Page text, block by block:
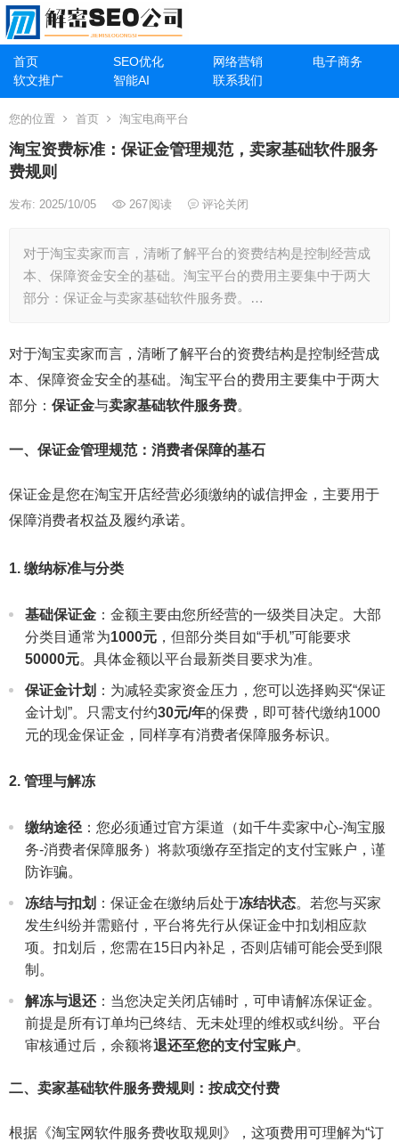
首页 SEO优化 网络营销
电子商务
软文推广
智能AI 联系我们
您的位置 首页 淘宝电商平台
淘宝资费标准：保证金管理规范，卖家基础软件服务
费规则
发布: 2025/10/05 267阅读 评论关闭
对于淘宝卖家而言，清晰了解平台的资费结构是控制经营成
本、保障资金安全的基础。淘宝平台的费用主要集中于两大
部分：保证金与卖家基础软件服务费。…
对于淘宝卖家而言，清晰了解平台的资费结构是控制经营成
本、保障资金安全的基础。淘宝平台的费用主要集中于两大
部分： 保证金与卖家基础软件服务费。
一、保证金管理规范：消费者保障的基石
保证金是您在淘宝开店经营必须缴纳的诚信押金，主要用于
保障消费者权益及履约承诺。
1. 缴纳标准与分类
基础保证金 ：金额主要由您所经营的一级类目决定。大部
分类目通常为1000元 ，但部分类目如“手机”可能要求
50000元。具体金额以平台最新类目要求为准。
保证金计划 ：为减轻卖家资金压力，您可以选择购买“保证
金计划”。只需支付约30元/年的保费，即可替代缴纳1000
元的现金保证金，同样享有消费者保障服务标识。
2. 管理与解冻
缴纳途径 ：您必须通过官方渠道（如千牛卖家中心-淘宝服
务-消费者保障服务）将款项缴存至指定的支付宝账户，谨
防诈骗。
冻结与扣划 ：保证金在缴纳后处于冻结状态。若您与买家
发生纠纷并需赔付，平台将先行从保证金中扣划相应款
项。扣划后，您需在15日内补足，否则店铺可能会受到限
制。
解冻与退还：当您决定关闭店铺时，可申请解冻保证金。
前提是所有订单均已终结、无未处理的维权或纠纷。平台
审核通过后，余额将退还至您的支付宝账户。
二、卖家基础软件服务费规则：按成交付费
根据《淘宝网软件服务费收取规则》，这项费用可理解为“订